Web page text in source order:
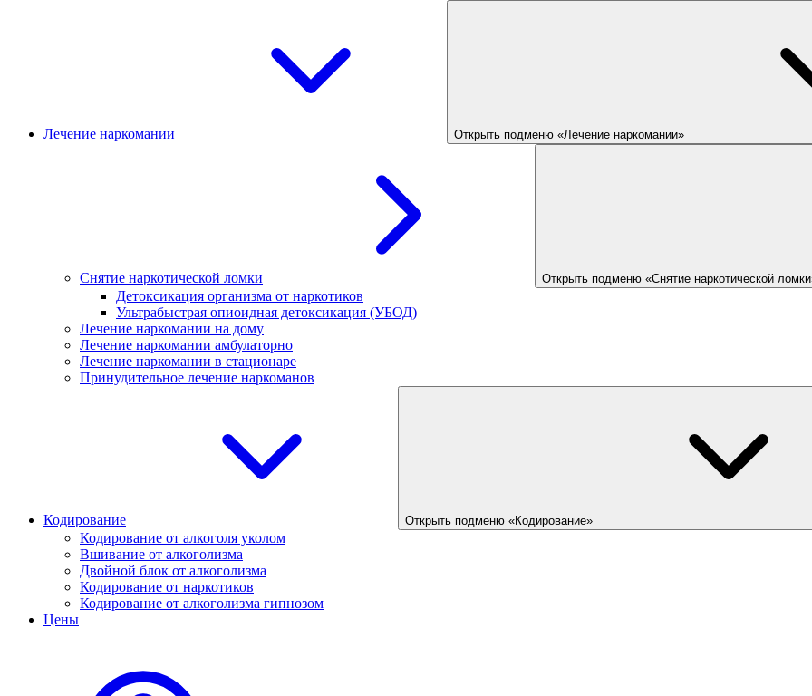
Лечение наркомании Открыть подменю «Лечение наркомании»
Снятие наркотической ломки Открыть подменю «Снятие наркотической
Детоксикация организма от наркотиков
Ультрабыстрая опиоидная детоксикация (УБОД)
Лечение наркомании на дому
Лечение наркомании амбулаторно
Лечение наркомании в стационаре
Принудительное лечение наркоманов
Кодирование Открыть подменю «Кодирование»
Кодирование от алкоголя уколом
Вшивание от алкоголизма
Двойной блок от алкоголизма
Кодирование от наркотиков
Кодирование от алкоголизма гипнозом
Цены